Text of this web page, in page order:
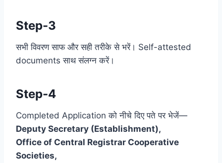
Step-3
सभी विवरण साफ और सही तरीके से भरें। Self-attested
documents साथ संलग्न करें।
Step-4
Completed Application को नीचे दिए पते पर भेजें—
Deputy Secretary (Establishment),
Office of Central Registrar Cooperative
Societies,